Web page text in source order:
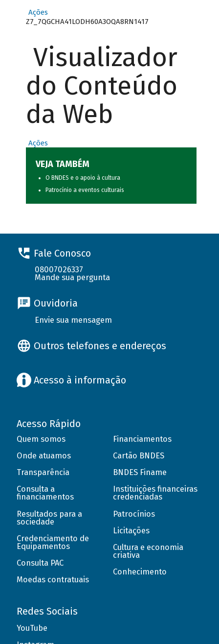
Ações
Z7_7QGCHA41LODH60A3OQA8RN1417
Visualizador
do Conteúdo
da Web
Ações
VEJA TAMBÉM
O BNDES e o apoio à cultura
Patrocínio a eventos culturais
Fale Conosco
08007026337
Mande sua pergunta
Ouvidoria
Envie sua mensagem
Outros telefones e endereços
Acesso à informação
Acesso Rápido
Quem somos
Onde atuamos
Transparência
Consulta a
financiamentos
Resultados para a
sociedade
Credenciamento de
Equipamentos
Consulta PAC
Moedas contratuais
Financiamentos
Cartão BNDES
BNDES Finame
Instituições financeiras
credenciadas
Patrocínios
Licitações
Cultura e economia
criativa
Conhecimento
Redes Sociais
YouTube